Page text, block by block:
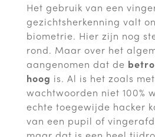
Het gebruik van een
gezichtsherkenning valt
biometrie. Hier zijn nog
rond. Maar over het
aangenomen dat de
hoog is. Al is het zoals
wachtwoorden niet 100%
echte toegewijde hacker
van een pupil of